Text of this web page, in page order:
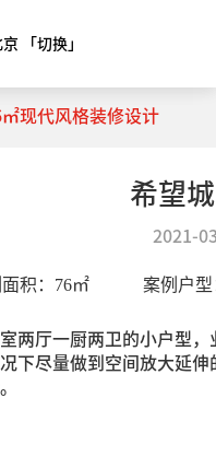
京 「切换」
现代风格装修设计
希望
2021-
积： 76㎡ 案例户型
两厅一厨两卫的小户型
下尽量做到空间放大延